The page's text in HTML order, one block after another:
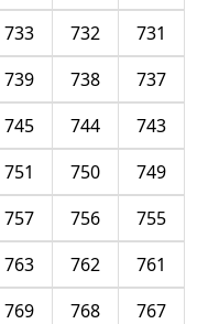
731
732
733
737
738
739
743
744
745
749
750
751
755
756
757
761
762
763
767
768
769